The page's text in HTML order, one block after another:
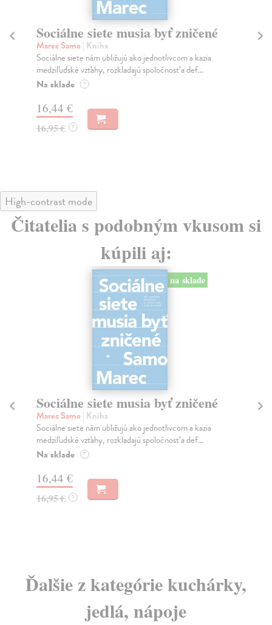
Sociálne siete musia byť zničené
Marec Samo| Kniha
Sociálne siete nám ubližujú ako jednotlivcom a kazia
medziľudské vzťahy, rozkladajú spoločnosť a def...
Na sklade ?
16,44 €
16,95 € ?
High-contrast mode
Čitatelia s podobným vkusom si
kúpili aj:
na sklade
Sociálne siete musia byť zničené
Marec Samo| Kniha
Sociálne siete nám ubližujú ako jednotlivcom a kazia
medziľudské vzťahy, rozkladajú spoločnosť a def...
Na sklade ?
16,44 €
16,95 € ?
Ďalšie z kategórie kuchárky,
jedlá, nápoje